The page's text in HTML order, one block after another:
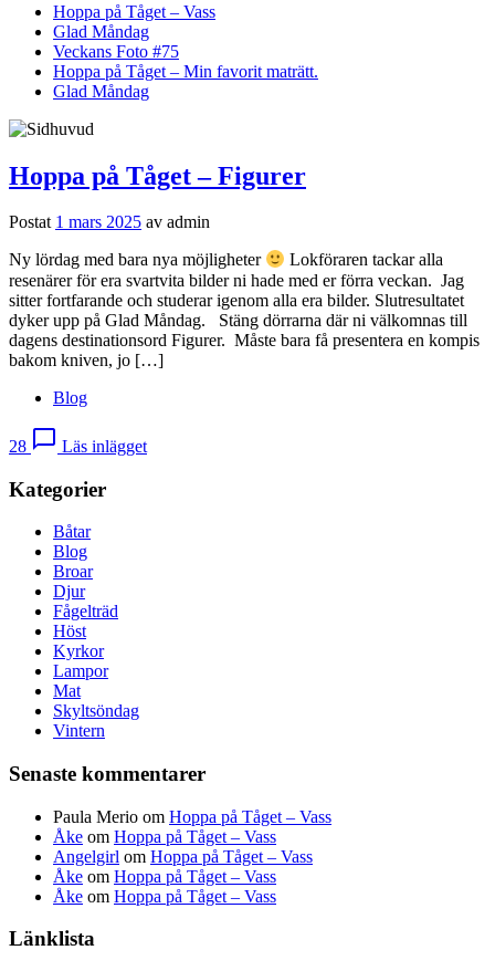
Hoppa på Tåget – Vass
Glad Måndag
Veckans Foto #75
Hoppa på Tåget – Min favorit maträtt.
Glad Måndag
Hoppa på Tåget – Figurer
Postat 1 mars 2025 av admin
Ny lördag med bara nya möjligheter
Lokföraren tackar alla
resenärer för era svartvita bilder ni hade med er förra veckan. Jag
sitter fortfarande och studerar igenom alla era bilder. Slutresultatet
dyker upp på Glad Måndag. Stäng dörrarna där ni välkomnas till
dagens destinationsord Figurer. Måste bara få presentera en kompis
bakom kniven, jo […]
Blog
28 chat_bubble_outline Läs inlägget
Kategorier
Båtar
Blog
Broar
Djur
Fågelträd
Höst
Kyrkor
Lampor
Mat
Skyltsöndag
Vintern
Senaste kommentarer
Paula Merio om Hoppa på Tåget – Vass
Åke om Hoppa på Tåget – Vass
Angelgirl om Hoppa på Tåget – Vass
Åke om Hoppa på Tåget – Vass
Åke om Hoppa på Tåget – Vass
Länklista